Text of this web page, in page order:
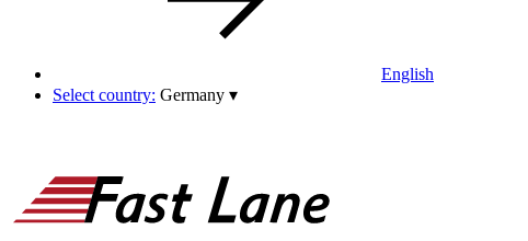
English
Select country: Germany ▾